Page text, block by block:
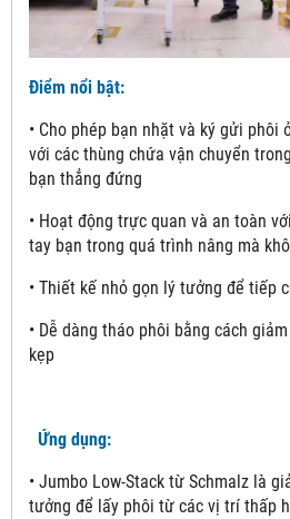
Điểm nổi bật:
• Cho phép bạn nhặt và ký gửi phôi
với các thùng chứa vận chuyển
bạn thẳng đứng
• Hoạt động trực quan và an toàn
tay bạn trong quá trình nâng mà
• Thiết kế nhỏ gọn lý tưởng để tiếp
• Dễ dàng tháo phôi bằng cách
kẹp
Ứng dụng:
• Jumbo Low-Stack từ Schmalz là
tưởng để lấy phôi từ các vị trí thấp